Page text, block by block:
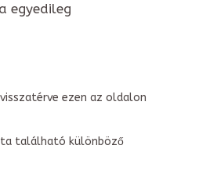
egyedileg
ezen az oldalon
található különböző